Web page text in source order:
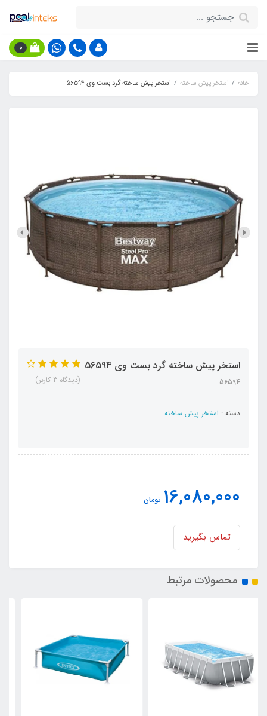
0
خانه استخر پیش ساخته استخر پیش ساخته گرد بست وی 56594
استخر پیش ساخته گرد بست وی 56594
56594
دسته : استخر پیش ساخته
(دیدگاه 3 کاربر)
16,080,000 تومان
تماس بگیرید
محصولات مرتبط